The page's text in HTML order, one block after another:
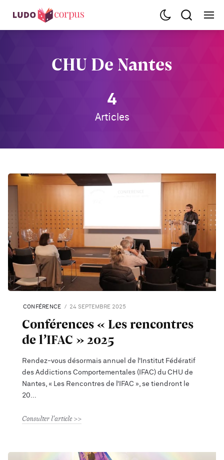
CHU De Nantes
4
Articles
CONFÉRENCE 24 SEPTEMBRE 2025
Conférences « Les rencontres
de l’IFAC » 2025
Rendez-vous désormais annuel de l’Institut Fédératif
des Addictions Comportementales (IFAC) du CHU de
Nantes, « Les Rencontres de l’IFAC », se tiendront le
20
Consulter l'article